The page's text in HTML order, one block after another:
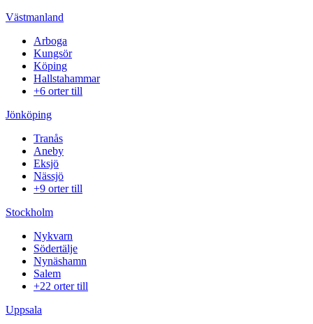
Västmanland
Arboga
Kungsör
Köping
Hallstahammar
+6 orter till
Jönköping
Tranås
Aneby
Eksjö
Nässjö
+9 orter till
Stockholm
Nykvarn
Södertälje
Nynäshamn
Salem
+22 orter till
Uppsala